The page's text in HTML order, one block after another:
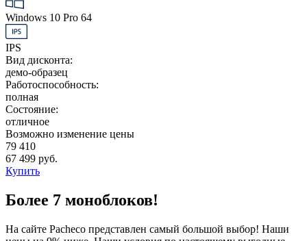
Windows 10 Pro 64
IPS
Вид дисконта:
демо-образец
Работоспособность:
полная
Состояние:
отличное
Возможно изменение цены
79 410
67 499 руб.
Купить
Более 7 моноблоков!
На сайте Pacheco представлен самый большой выбор! Наши